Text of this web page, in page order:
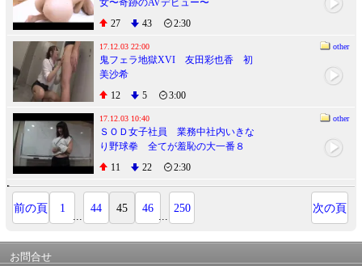
27
43 2:30
17.12.03 22:00 other
鬼フェラ地獄XVI 友田彩也香 初
美沙希
12
5 3:00
17.12.03 10:40 other
ＳＯＤ女子社員 業務中社内いきな
り野球拳 全てが羞恥の大一番８
戦！射精付き！
11 22 2:30
前の頁 1
...
44 45 46
...
250 次の頁
お問合せ